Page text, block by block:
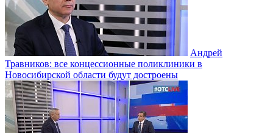
Андрей
Травников: все концессионные поликлиники в
Новосибирской области будут достроены